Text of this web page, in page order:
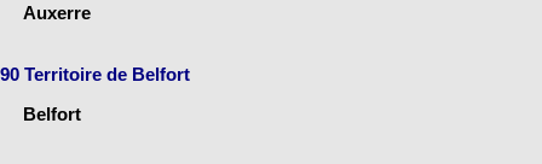
Auxerre
90 Territoire de Belfort
Belfort